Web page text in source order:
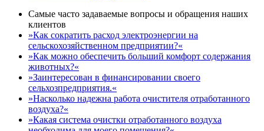
Самые часто задаваемые вопросы и обращения наших
клиентов
»Как сократить расход электроэнергии на
сельскохозяйственном предприятии?«
»Как можно обеспечить больший комфорт содержания
животных?«
»Заинтересован в финансировании своего
сельхозпредприятия.«
»Насколько надежна работа очистителя отработанного
воздуха?«
»Какая система очистки отработанного воздуха